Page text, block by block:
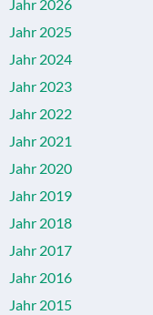
Jahr 2026
Jahr 2025
Jahr 2024
Jahr 2023
Jahr 2022
Jahr 2021
Jahr 2020
Jahr 2019
Jahr 2018
Jahr 2017
Jahr 2016
Jahr 2015